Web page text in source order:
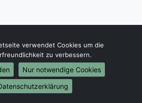
nach Belarus
nach Belgien
nach Bulgarien
verwendet Cookies um die
zu verbessern.
Nur notwendige Cookies